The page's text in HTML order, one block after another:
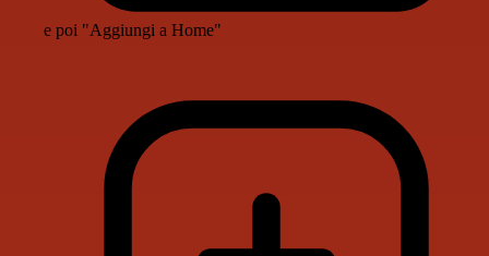
e poi "Aggiungi a Home"